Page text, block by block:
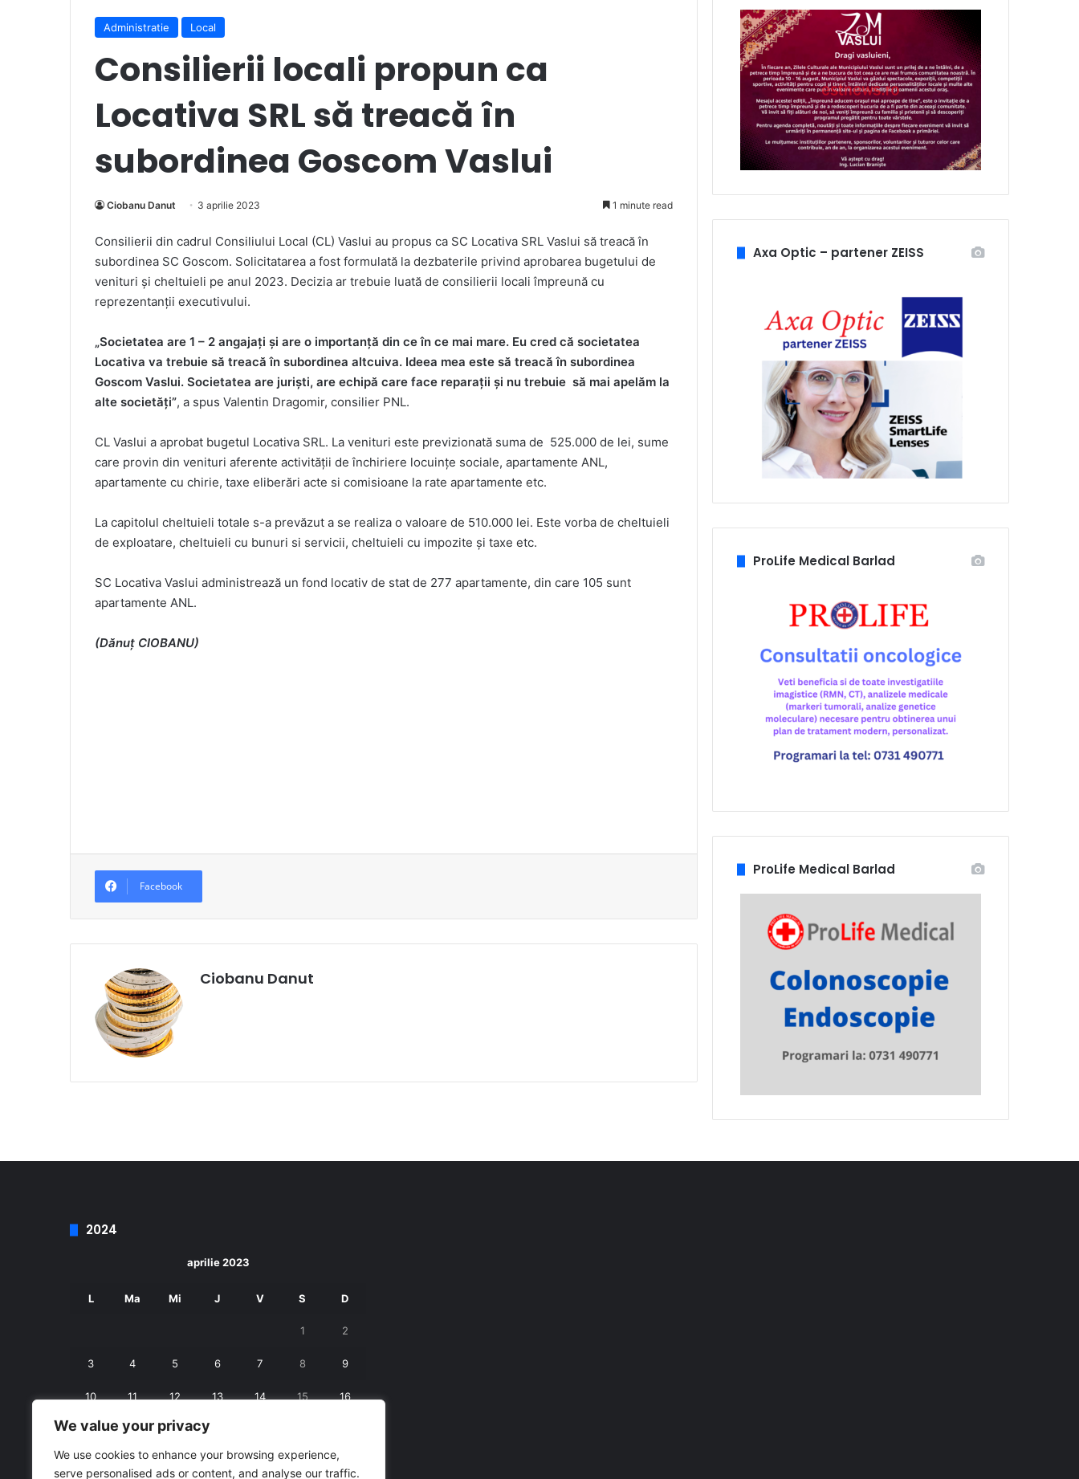
We value your privacy
We use cookies to enhance your browsing experience,
serve personalised ads or content, and analyse our traffic.
Administratie Local
Consilierii locali propun ca
Locativa SRL să treacă în
subordinea Goscom Vaslui
Ciobanu Danut 3 aprilie 2023 1 minute read
Consilierii din cadrul Consiliului Local (CL) Vaslui au propus ca SC Locativa SRL Vaslui să treacă în
subordinea SC Goscom. Solicitatarea a fost formulată la dezbaterile privind aprobarea bugetului de
venituri și cheltuieli pe anul 2023. Decizia ar trebuie luată de consilierii locali împreună cu
reprezentanții executivului.
„Societatea are 1 – 2 angajați și are o importanță din ce în ce mai mare. Eu cred că societatea
Locativa va trebuie să treacă în subordinea altcuiva. Ideea mea este să treacă în subordinea
Goscom Vaslui. Societatea are juriști, are echipă care face reparații și nu trebuie să mai apelăm la
alte societăți”, a spus Valentin Dragomir, consilier PNL.
CL Vaslui a aprobat bugetul Locativa SRL. La venituri este previzionată suma de 525.000 de lei, sume
care provin din venituri aferente activităţii de închiriere locuinţe sociale, apartamente ANL,
apartamente cu chirie, taxe eliberări acte si comisioane la rate apartamente etc.
La capitolul cheltuieli totale s-a prevăzut a se realiza o valoare de 510.000 lei. Este vorba de cheltuieli
de exploatare, cheltuieli cu bunuri si servicii, cheltuieli cu impozite și taxe etc.
SC Locativa Vaslui administrează un fond locativ de stat de 277 apartamente, din care 105 sunt
apartamente ANL.
(Dănuț CIOBANU)
Facebook
Ciobanu Danut
Axa Optic – partener ZEISS
ProLife Medical Barlad
ProLife Medical Barlad
2024
aprilie 2023
L Ma Mi J V S D
1 2
3 4 5 6 7 8 9
10 11 12 13 14 15 16
17 18 19
24 25 26 27 28 29 30